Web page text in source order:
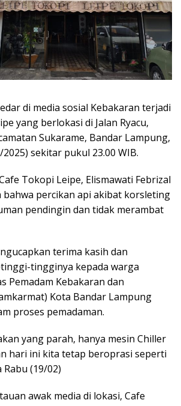
di media sosial Kebakaran terjadi
yang berlokasi di Jalan Ryacu,
Sukarame, Bandar Lampung,
2025) sekitar pukul 23.00 WIB.
Tokopi Leipe, Elismawati Febrizal
bahwa percikan api akibat korsleting
pendingin dan tidak merambat
terima kasih dan
tingginya kepada warga
Pemadam Kebakaran dan
Kota Bandar Lampung
proses pemadaman.
yang parah, hanya mesin Chiller
hari ini kita tetap beroprasi seperti
Rabu (19/02)
awak media di lokasi, Cafe